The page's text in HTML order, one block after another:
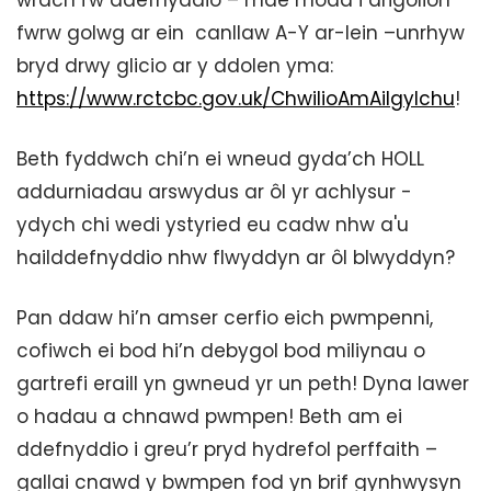
fwrw golwg ar ein canllaw A-Y ar-lein –unrhyw
bryd drwy glicio ar y ddolen yma:
https://www.rctcbc.gov.uk/ChwilioAmAilgylchu!
Beth fyddwch chi’n ei wneud gyda’ch HOLL
addurniadau arswydus ar ôl yr achlysur -
ydych chi wedi ystyried eu cadw nhw a'u
hailddefnyddio nhw flwyddyn ar ôl blwyddyn?
Pan ddaw hi’n amser cerfio eich pwmpenni,
cofiwch ei bod hi’n debygol bod miliynau o
gartrefi eraill yn gwneud yr un peth! Dyna lawer
o hadau a chnawd pwmpen! Beth am ei
ddefnyddio i greu’r pryd hydrefol perffaith –
gallai cnawd y bwmpen fod yn brif gynhwysyn